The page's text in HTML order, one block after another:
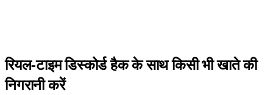
रियल-टाइम डिस्कोर्ड हैक के साथ किसी भी खाते की
निगरानी करें